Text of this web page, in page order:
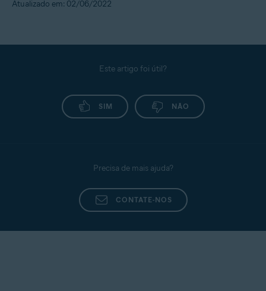
Atualizado em: 02/06/2022
Este artigo foi útil?
SIM NÃO
Precisa de mais ajuda?
CONTATE-NOS